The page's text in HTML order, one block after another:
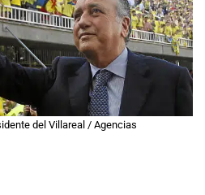
del Villareal / Agencias